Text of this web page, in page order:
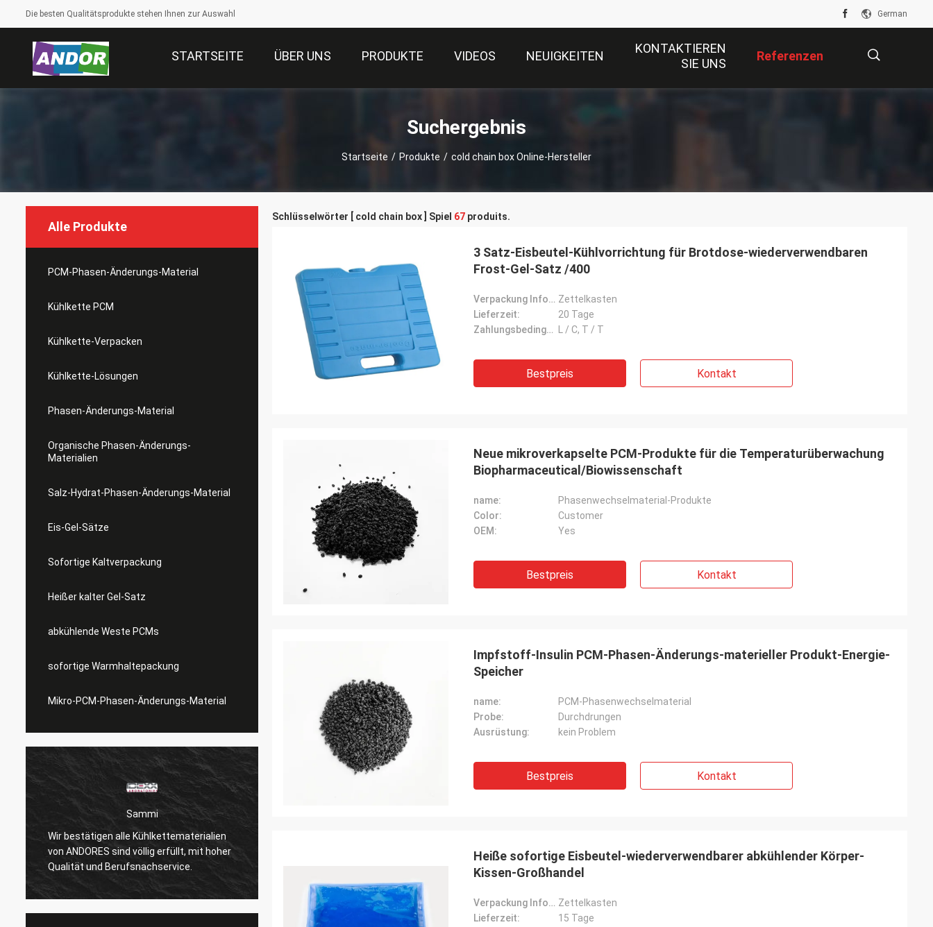
Die besten Qualitätsprodukte stehen Ihnen zur Auswahl German
STARTSEITE ÜBER UNS PRODUKTE VIDEOS NEUIGKEITEN
KONTAKTIEREN
SIE UNS
Referenzen
Suchergebnis
Startseite / Produkte / cold chain box Online-Hersteller
Alle Produkte
PCM-Phasen-Änderungs-Material
Kühlkette PCM
Kühlkette-Verpacken
Kühlkette-Lösungen
Phasen-Änderungs-Material
Organische Phasen-Änderungs-
Materialien
Salz-Hydrat-Phasen-Änderungs-Material
Eis-Gel-Sätze
Sofortige Kaltverpackung
Heißer kalter Gel-Satz
abkühlende Weste PCMs
sofortige Warmhaltepackung
Mikro-PCM-Phasen-Änderungs-Material
Sammi
Wir bestätigen alle Kühlkettematerialien
von ANDORES sind völlig erfüllt, mit hoher
Qualität und Berufsnachservice.
von ANDORES sind völlig erfüllt, mit hoher
Qualität und Berufsnachservice.
Schlüsselwörter [ cold chain box ] Spiel 67 produits.
3 Satz-Eisbeutel-Kühlvorrichtung für Brotdose-wiederverwendbaren
Frost-Gel-Satz /400
Verpackung Informationen: Zettelkasten
Lieferzeit:
20 Tage
Zahlungsbedingungen:
L / C, T / T
Bestpreis Kontakt
Neue mikroverkapselte PCM-Produkte für die Temperaturüberwachung
Biopharmaceutical/Biowissenschaft
name:
Phasenwechselmaterial-Produkte
Color:
Customer
OEM:
Yes
Bestpreis Kontakt
Impfstoff-Insulin PCM-Phasen-Änderungs-materieller Produkt-Energie-
Speicher
name:
PCM-Phasenwechselmaterial
Probe:
Durchdrungen
Ausrüstung:
kein Problem
Bestpreis Kontakt
Heiße sofortige Eisbeutel-wiederverwendbarer abkühlender Körper-
Kissen-Großhandel
Verpackung Informationen: Zettelkasten
Lieferzeit:
15 Tage